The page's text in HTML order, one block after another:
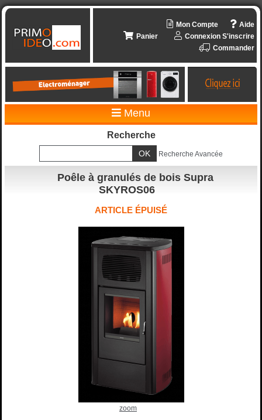
Aide
Mon Compte
Connexion S'inscrire
Panier
Commander
Menu
Recherche
Recherche Avancée
Poêle à granulés de bois Supra
SKYROS06
ARTICLE ÉPUISÉ
zoom